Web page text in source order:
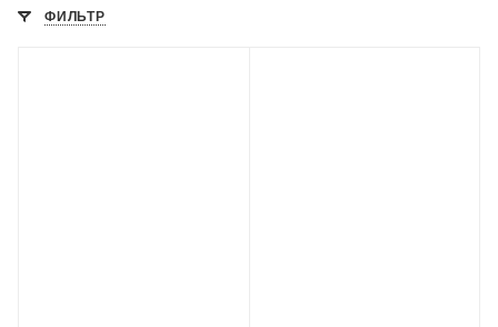
ФИЛЬТР